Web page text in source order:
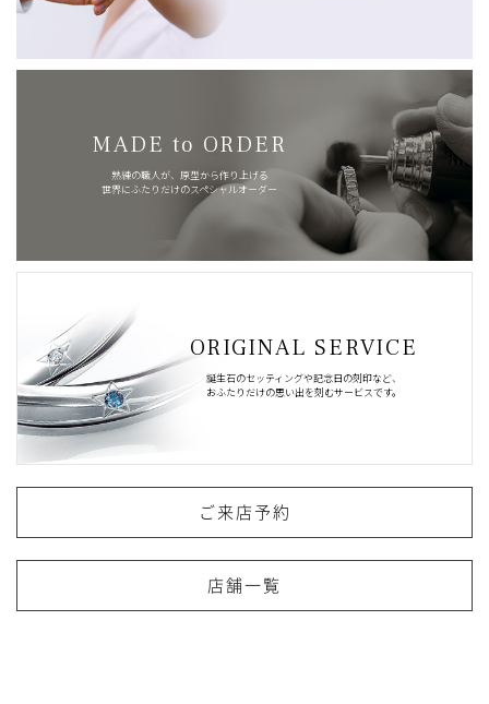
MADE to ORDER
熟練の職人が、原型から作り上げる
世界にふたりだけのスペシャルオーダー
ORIGINAL SERVICE
誕生石のセッティングや記念日の刻印など、
おふたりだけの思い出を刻むサービスです。
ご来店予約
店舗一覧